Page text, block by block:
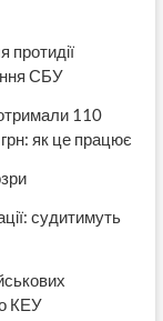
протидії
СБУ
110
як це працює
судитимуть
КЕУ